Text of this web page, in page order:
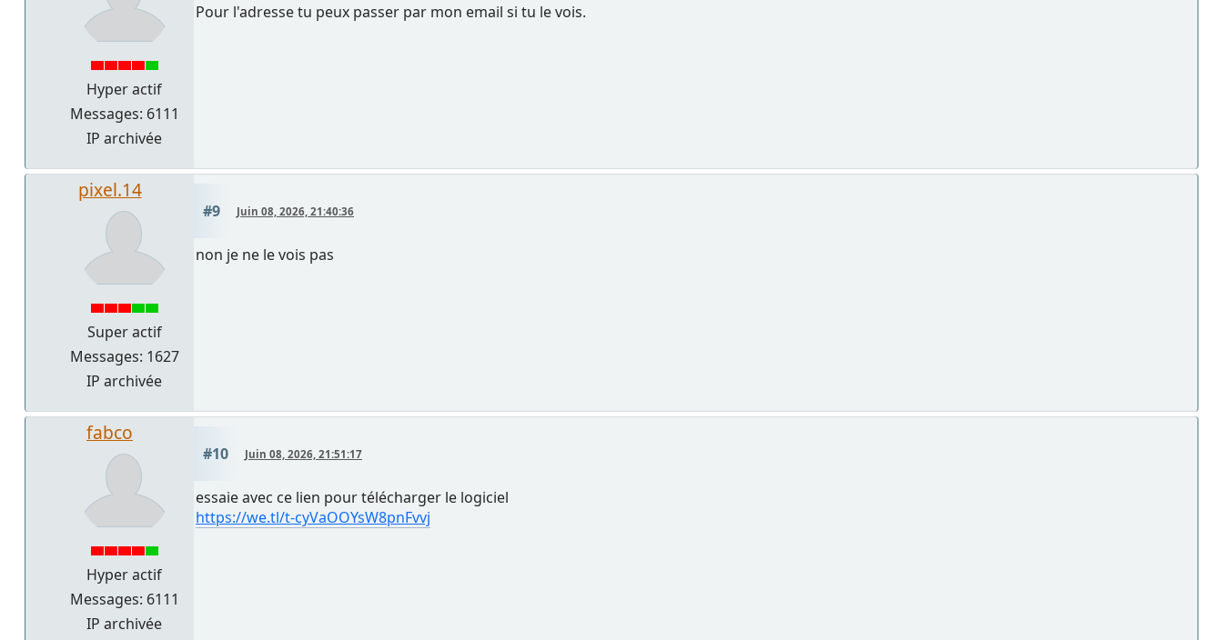
Hyper actif
Messages: 6111
IP archivée
Pour l'adresse tu peux passer par mon email si tu le vois.
pixel.14
Super actif
Messages: 1627
IP archivée
#9 Juin 08, 2026, 21:40:36
non je ne le vois pas
fabco
Hyper actif
Messages: 6111
IP archivée
#10 Juin 08, 2026, 21:51:17
essaie avec ce lien pour télécharger le logiciel
https://we.tl/t-cyVaOOYsW8pnFvvj